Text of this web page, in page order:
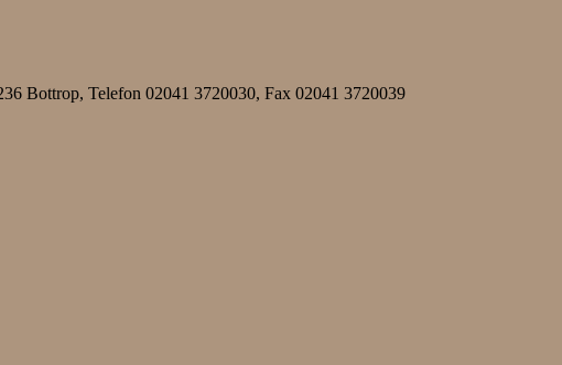
Bottrop, Telefon 02041 3720030, Fax 02041 3720039